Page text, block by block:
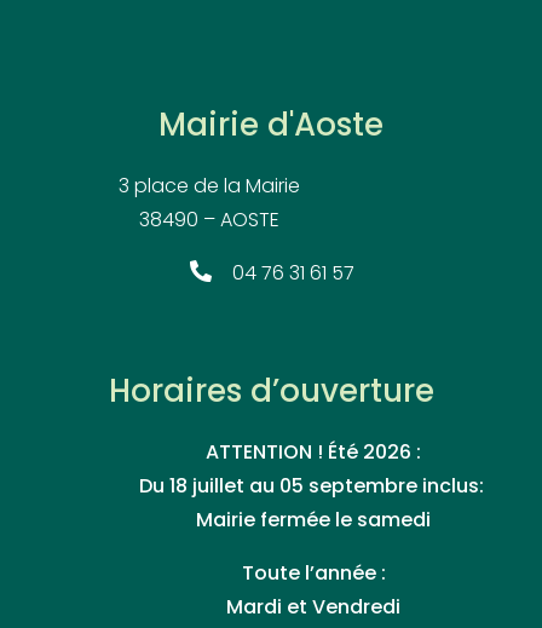
Mairie d'Aoste
3 place de la Mairie
38490 – AOSTE
04 76 31 61 57
Horaires d’ouverture
ATTENTION ! Été 2026 :
Du 18 juillet au 05 septembre inclus:
Mairie fermée le samedi
Toute l’année :
Mardi et Vendredi